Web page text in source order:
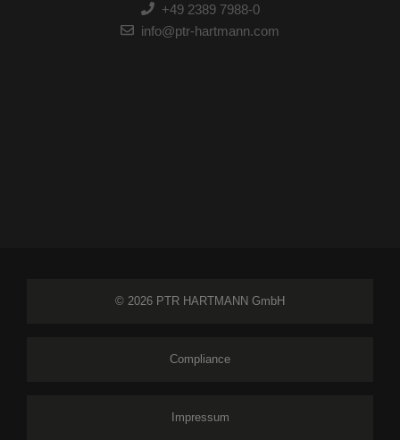
+49 2389 7988-0
info@ptr-hartmann.com
© 2026 PTR HARTMANN GmbH
Compliance
Impressum